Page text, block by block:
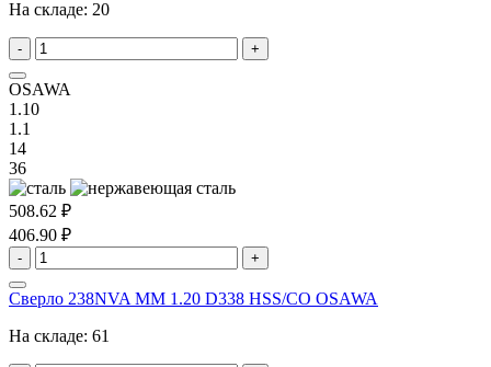
На складе: 20
- +
OSAWA
1.10
1.1
14
36
508.62 ₽
406.90 ₽
- +
Сверло 238NVA MM 1.20 D338 HSS/CO OSAWA
На складе: 61